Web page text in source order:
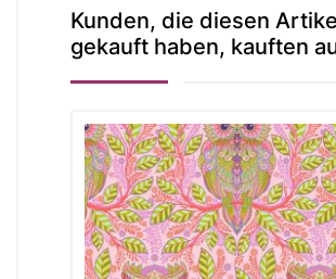
Kunden, die diesen
gekauft haben, kauften